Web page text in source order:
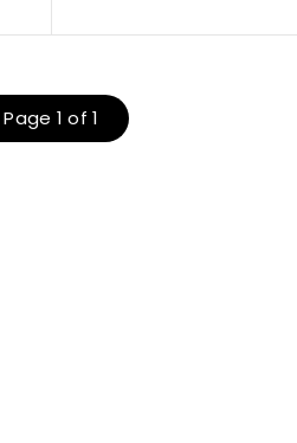
Page 1 of 1